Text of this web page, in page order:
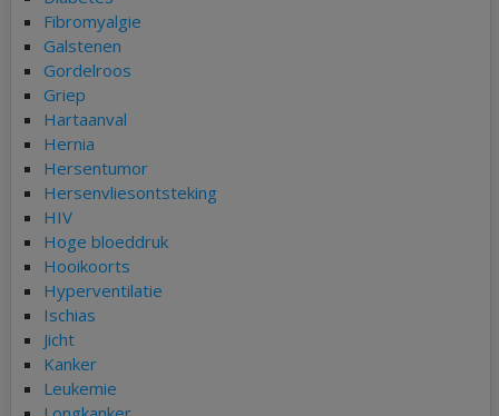
Fibromyalgie
Galstenen
Gordelroos
Griep
Hartaanval
Hernia
Hersentumor
Hersenvliesontsteking
HIV
Hoge bloeddruk
Hooikoorts
Hyperventilatie
Ischias
Jicht
Kanker
Leukemie